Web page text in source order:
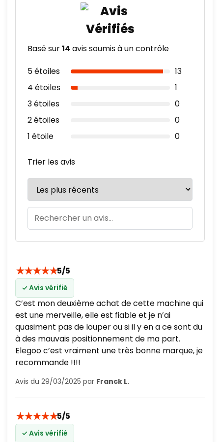
Basé sur14 avis soumis à un contrôle
5 étoiles
13
4 étoiles
1
3 étoiles
0
2 étoiles
0
1 étoile
0
Trier les avis
★★★★★5/5
✓ Avis vérifié
C’est mon deuxième achat de cette machine qui
est une merveille, elle est fiable et je n’ai
quasiment pas de louper ou si il y en a ce sont du
à des mauvais positionnement de ma part.
Elegoo c’est vraiment une très bonne marque, je
recommande !!!!
Avis du 29/03/2025 par Franck L.
★★★★★5/5
✓ Avis vérifié